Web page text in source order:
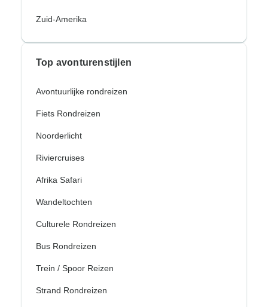
Zuid-Amerika
Top avonturenstijlen
Avontuurlijke rondreizen
Fiets Rondreizen
Noorderlicht
Riviercruises
Afrika Safari
Wandeltochten
Culturele Rondreizen
Bus Rondreizen
Trein / Spoor Reizen
Strand Rondreizen